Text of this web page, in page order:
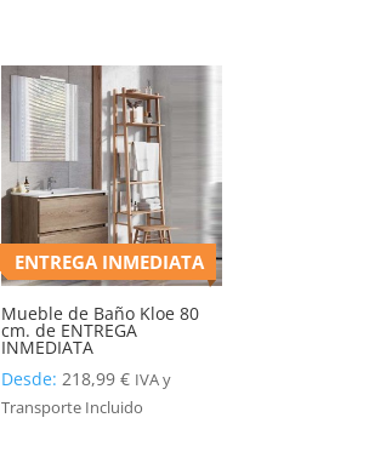
ENTREGA INMEDIATA
Mueble de Baño Kloe 80
cm. de ENTREGA
INMEDIATA
Desde: 218,99 € IVA y
Transporte Incluido